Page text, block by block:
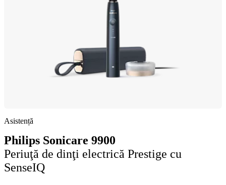
Asistență
Philips Sonicare 9900
Periuţă de dinţi electrică Prestige cu
SenseIQ